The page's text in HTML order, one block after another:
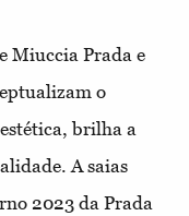
Miuccia Prada e
o
brilha a
A saias
2023 da Prada